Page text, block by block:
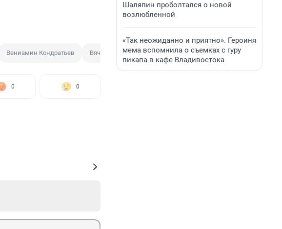
Вениамин Кондратьев Вячеслав Гладков Юрий Слюсарь Александр Богомаз
0 0
Шаляпин проболтался о новой
возлюбленной
«Так неожиданно и приятно». Героиня
мема вспомнила о съемках с гуру
пикапа в кафе Владивостока